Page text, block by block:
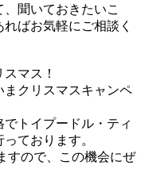
、聞いておきたいこ
ばお気軽にご相談く
マス！
クリスマスキャンペ
トイプードル・ティ
ております。
すので、この機会にぜ